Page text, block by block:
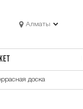
Алматы
доска